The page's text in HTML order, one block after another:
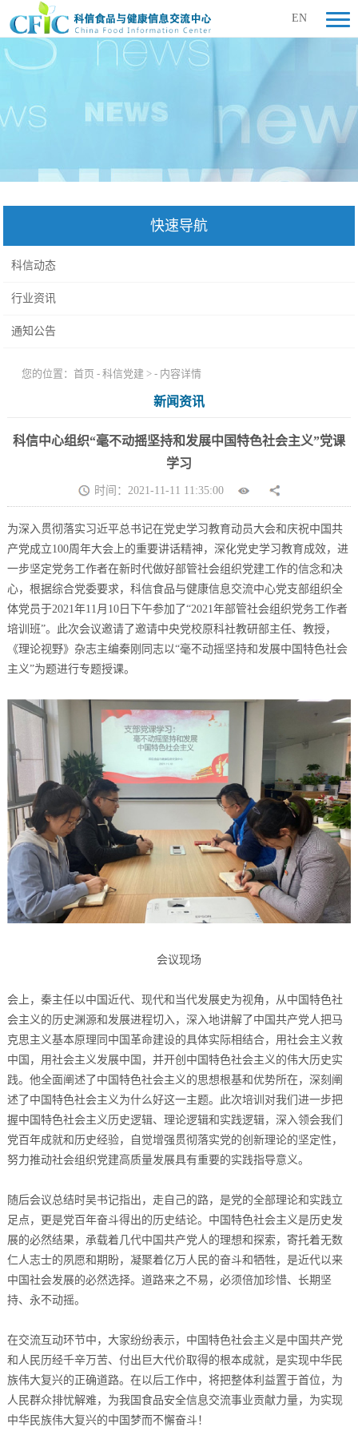
EN
快速导航
科信动态
行业资讯
通知公告
您的位置：首页 -科信党建 > - 内容详情
新闻资讯
科信中心组织“毫不动摇坚持和发展中国特色社会主义”党课
学习
时间：2021-11-11 11:35:00
为深入贯彻落实习近平总书记在党史学习教育动员大会和庆祝中国共
产党成立100周年大会上的重要讲话精神，深化党史学习教育成效，进
一步坚定党务工作者在新时代做好部管社会组织党建工作的信念和决
心，根据综合党委要求，科信食品与健康信息交流中心党支部组织全
体党员于2021年11月10日下午参加了“2021年部管社会组织党务工作者
培训班”。此次会议邀请了邀请中央党校原科社教研部主任、教授，
《理论视野》杂志主编秦刚同志以“毫不动摇坚持和发展中国特色社会
主义”为题进行专题授课。
会议现场
会上，秦主任以中国近代、现代和当代发展史为视角，从中国特色社
会主义的历史渊源和发展进程切入，深入地讲解了中国共产党人把马
克思主义基本原理同中国革命建设的具体实际相结合，用社会主义救
中国，用社会主义发展中国，并开创中国特色社会主义的伟大历史实
践。他全面阐述了中国特色社会主义的思想根基和优势所在，深刻阐
述了中国特色社会主义为什么好这一主题。此次培训对我们进一步把
握中国特色社会主义历史逻辑、理论逻辑和实践逻辑，深入领会我们
党百年成就和历史经验，自觉增强贯彻落实党的创新理论的坚定性，
努力推动社会组织党建高质量发展具有重要的实践指导意义。
随后会议总结时吴书记指出，走自己的路，是党的全部理论和实践立
足点，更是党百年奋斗得出的历史结论。中国特色社会主义是历史发
展的必然结果，承载着几代中国共产党人的理想和探索，寄托着无数
仁人志士的夙愿和期盼，凝聚着亿万人民的奋斗和牺牲，是近代以来
中国社会发展的必然选择。道路来之不易，必须倍加珍惜、长期坚
持、永不动摇。
在交流互动环节中，大家纷纷表示，中国特色社会主义是中国共产党
和人民历经千辛万苦、付出巨大代价取得的根本成就，是实现中华民
族伟大复兴的正确道路。在以后工作中，将把整体利益置于首位，为
人民群众排忧解难，为我国食品安全信息交流事业贡献力量，为实现
中华民族伟大复兴的中国梦而不懈奋斗！